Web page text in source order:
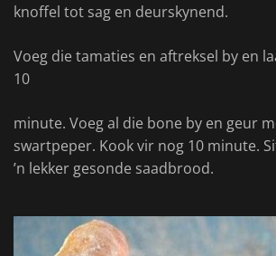
knoffel tot sag en deurskynend.
Voeg die tamaties en aftreksel by en
10
minute. Voeg al die bone by en geur
swartpeper. Kook vir nog 10 minute.
’n lekker gesonde saadbrood.